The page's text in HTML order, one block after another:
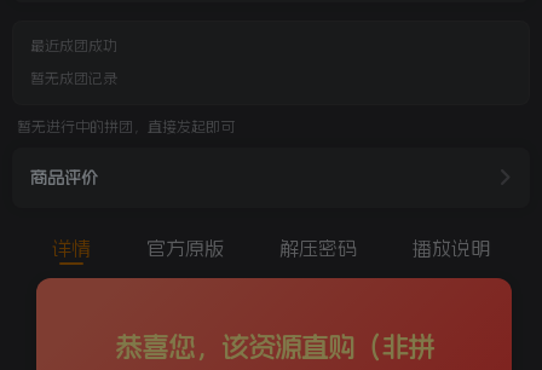
最近成团成功
暂无成团记录
暂无进行中的拼团，直接发起即可
商品评价
详情 官方原版 解压密码 播放说明
恭喜您，该资源直购（非拼